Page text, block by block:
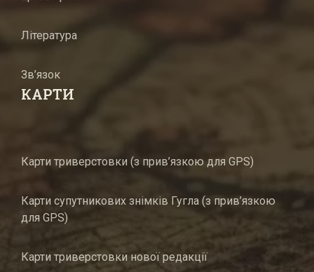
Література
Зв’язок
КАРТИ
Карти триверстовки (з прив’язкою для GPS)
Карти супутникових знімків Гугла (з прив’язкою
для GPS)
Карти триверстовки нової редакції